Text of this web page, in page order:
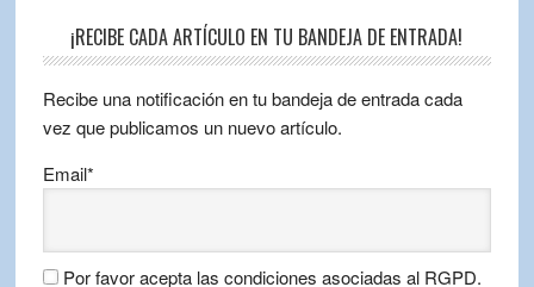
¡RECIBE CADA ARTÍCULO EN TU BANDEJA DE ENTRADA!
Recibe una notificación en tu bandeja de entrada cada
vez que publicamos un nuevo artículo.
Email*
Por favor acepta las condiciones asociadas al RGPD.